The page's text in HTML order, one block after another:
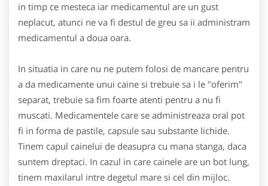
in timp ce mesteca iar medicamentul are un gust
neplacut, atunci ne va fi destul de greu sa ii administram
medicamentul a doua oara.
In situatia in care nu ne putem folosi de mancare pentru
a da medicamente unui caine si trebuie sa i le "oferim"
separat, trebuie sa fim foarte atenti pentru a nu fi
muscati. Medicamentele care se administreaza oral pot
fi in forma de pastile, capsule sau substante lichide.
Tinem capul cainelui de deasupra cu mana stanga, daca
suntem dreptaci. In cazul in care cainele are un bot lung,
tinem maxilarul intre degetul mare si cel din mijloc.